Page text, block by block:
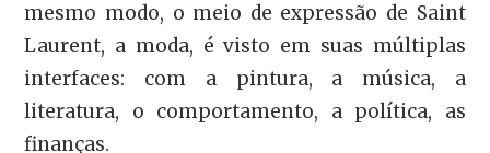
mesmo modo, o meio de expressão de Saint
Laurent, a moda, é visto em suas múltiplas
interfaces: com a pintura, a música, a
literatura, o comportamento, a política, as
finanças.